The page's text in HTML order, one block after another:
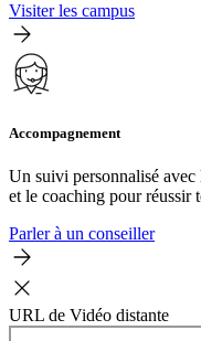
Visiter les campus
Accompagnement
Un suivi personnalisé
et le coaching pour réussir
Parler à un conseiller
URL de Vidéo distante